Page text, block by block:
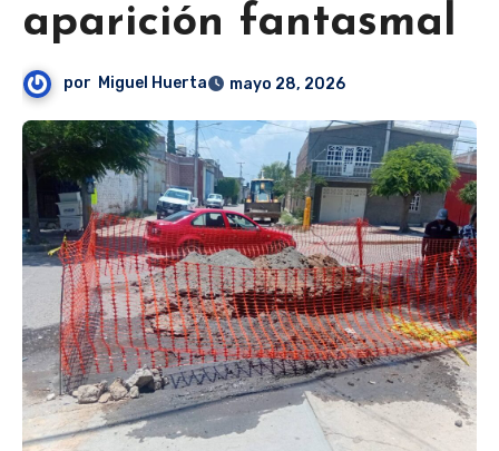
aparición fantasmal
por Miguel Huerta mayo 28, 2026